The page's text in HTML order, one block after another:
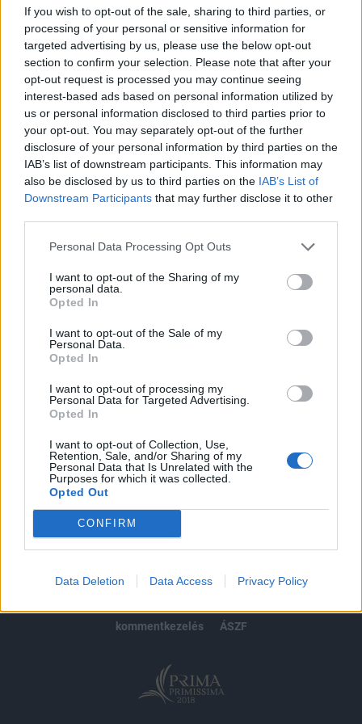
If you wish to opt-out of the sale, sharing to third parties, or
processing of your personal or sensitive information for
targeted advertising by us, please use the below opt-out
section to confirm your selection. Please note that after your
opt-out request is processed you may continue seeing
interest-based ads based on personal information utilized by
us or personal information disclosed to third parties prior to
your opt-out. You may separately opt-out of the further
disclosure of your personal information by third parties on the
IAB’s list of downstream participants. This information may
also be disclosed by us to third parties on the IAB’s List of
Downstream Participants that may further disclose it to other
Personal Data Processing Opt Outs
I want to opt-out of the Sharing of my
personal data.
Opted In
I want to opt-out of the Sale of my
Personal Data.
Opted In
I want to opt-out of processing my
Personal Data for Targeted Advertising.
Opted In
I want to opt-out of Collection, Use,
Retention, Sale, and/or Sharing of my
Personal Data that Is Unrelated with the
Purposes for which it was collected.
Opted Out
CONFIRM
Data Deletion Data Access Privacy Policy
óra, helyszíne: Dorothea Hotel (Donau Bálterem) 1051
Budapest, Dorottya utca 2. (Bejárat: 1051 Budapest,
Apáczai Csere János utca 13.), megtartásának módja:
személyes megjelenéssel. A közgyűlés napirendje: A
Társaság 2025. évre vonatkozó, Nemzetközi Pénzügyi
Beszámolási Standardok szerint készített éves...
KEDVES OLVASÓNK!
A keresett cikk a portfolio.hu hírarchívumához
Portfolio.hu teljes cikkarchívum
Kötéslisták: BÉT elmúlt 2 év napon belüli
MÁR ELŐFIZETŐNK VAGY?
© 2026 Portfolio
impresszum
jogi nyilatkozat
süti beállítások
kommentkezelés
ÁSZF